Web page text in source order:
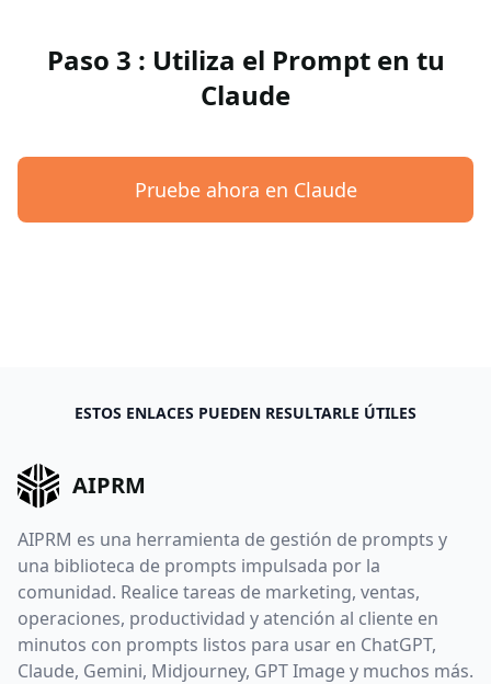
Paso 3 : Utiliza el Prompt en tu
Claude
Pruebe ahora en Claude
ESTOS ENLACES PUEDEN RESULTARLE ÚTILES
AIPRM
AIPRM es una herramienta de gestión de prompts y
una biblioteca de prompts impulsada por la
comunidad. Realice tareas de marketing, ventas,
operaciones, productividad y atención al cliente en
minutos con prompts listos para usar en ChatGPT,
Claude, Gemini, Midjourney, GPT Image y muchos más.